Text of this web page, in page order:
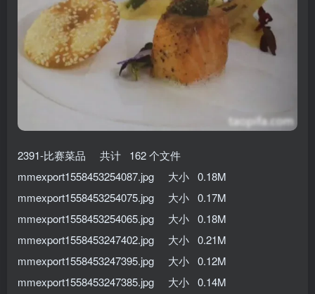
2391-比赛菜品 共计 162 个文件
mmexport1558453254087.jpg 大小 0.18M
mmexport1558453254075.jpg 大小 0.17M
mmexport1558453254065.jpg 大小 0.18M
mmexport1558453247402.jpg 大小 0.21M
mmexport1558453247395.jpg 大小 0.12M
mmexport1558453247385.jpg 大小 0.14M